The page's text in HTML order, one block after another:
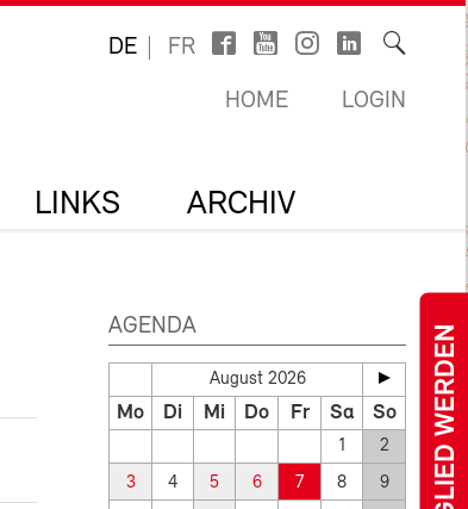
MITGLIED WERDEN
DE FR
HOME LOGIN
LINKS ARCHIV
AGENDA
August 2026
Mo Di Mi Do Fr Sa So
1 2
3 4 5 6 7 8 9